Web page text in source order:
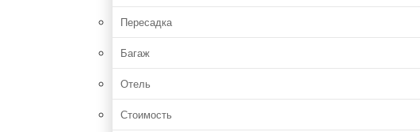
Пересадка
Багаж
Отель
Стоимость